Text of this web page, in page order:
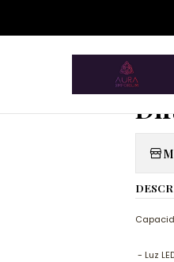
e Bem Estar
|
- Luz